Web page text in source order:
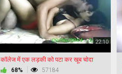
22:10
कॉलेज में एक लड़की को पटा कर खूब चोदा
68% 57184